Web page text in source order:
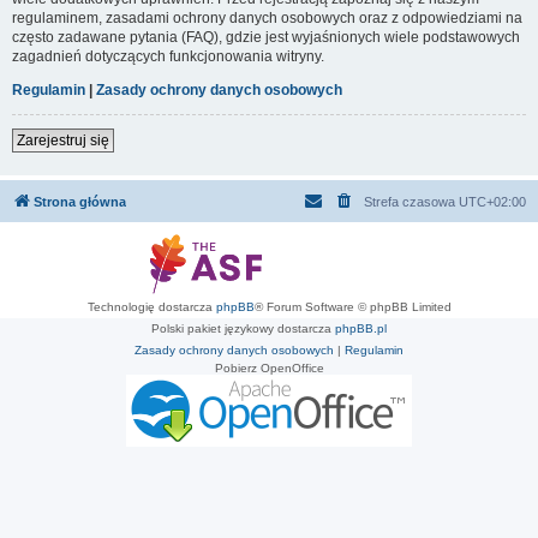
regulaminem, zasadami ochrony danych osobowych oraz z odpowiedziami na
często zadawane pytania (FAQ), gdzie jest wyjaśnionych wiele podstawowych
zagadnień dotyczących funkcjonowania witryny.
Regulamin | Zasady ochrony danych osobowych
Zarejestruj się
Strona główna Strefa czasowa UTC+02:00
Technologię dostarcza phpBB® Forum Software © phpBB Limited
Polski pakiet językowy dostarcza phpBB.pl
Zasady ochrony danych osobowych | Regulamin
Pobierz OpenOffice